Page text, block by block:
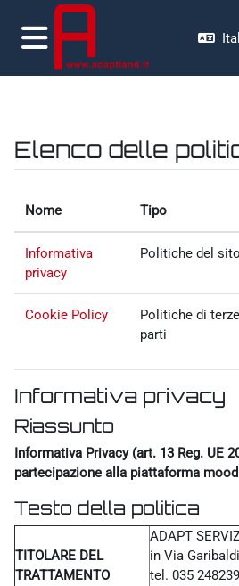
Vai al contenuto principale
Pannello laterale
Elenco delle
Nome Tipo
Informativa
privacy
Politiche del sito
Cookie Policy
Politiche di terze
parti
Informativa privacy
Riassunto
Informativa Privacy (art. 13 Reg. UE
partecipazione alla piattaforma
Testo della politica
TITOLARE DEL
TRATTAMENTO
ADAPT
in Via
tel. 035